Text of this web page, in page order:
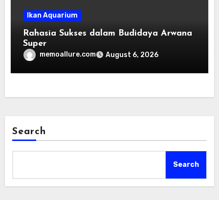
Ikan Aquarium
Rahasia Sukses dalam Budidaya Arwana
Super
memoallure.com August 6, 2026
Search
Search